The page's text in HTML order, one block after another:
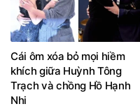
Cái ôm xóa bỏ mọi hiềm
khích giữa Huỳnh Tông
Trạch và chồng Hồ Hạnh
Nhi